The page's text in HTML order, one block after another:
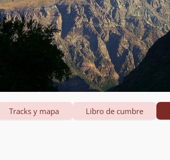
Tracks y mapa Libro de cumbre